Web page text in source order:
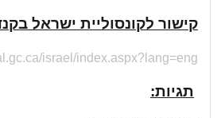
קישור לקונסוליית ישראל
israel/index.aspx?lang=eng
תגיות: